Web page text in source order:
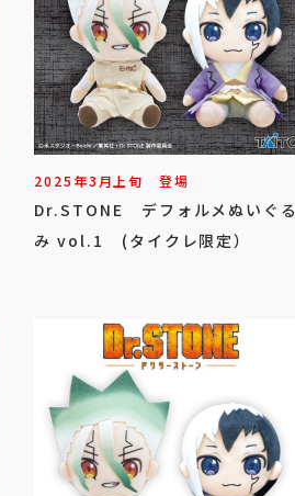
2025年3月上旬 登場
Dr.STONE デフォルメぬいぐる
み vol.1 (タイクレ限定）